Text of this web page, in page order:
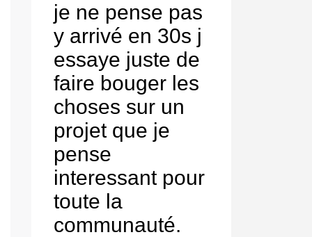
je ne pense pas
y arrivé en 30s j
essaye juste de
faire bouger les
choses sur un
projet que je
pense
interessant pour
toute la
communauté.